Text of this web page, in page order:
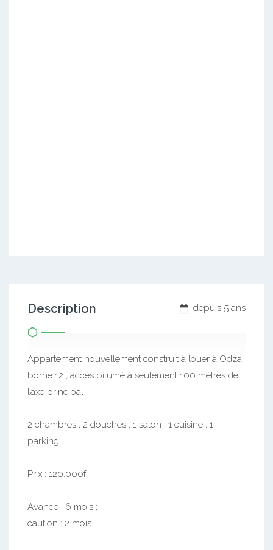
depuis 5 ans
Description
Appartement nouvellement construit à louer à Odza
borne 12 , accès bitumé à seulement 100 mètres de
l’axe principal
2 chambres , 2 douches , 1 salon , 1 cuisine , 1
parking,
Prix : 120.000f
Avance : 6 mois ;
caution : 2 mois